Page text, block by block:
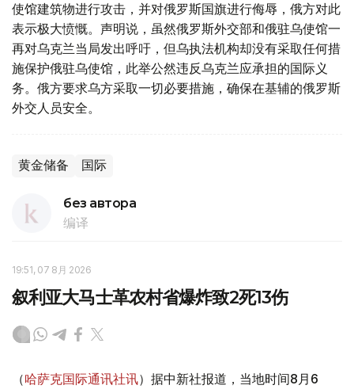
使馆建筑物进行攻击，并对俄罗斯国旗进行侮辱，俄方对此
表示极大愤慨。声明说，虽然俄罗斯外交部和俄驻乌使馆一
再对乌克兰当局发出呼吁，但乌执法机构却没有采取任何措
施保护俄驻乌使馆，此举公然违反乌克兰应承担的国际义
务。俄方要求乌方采取一切必要措施，确保在基辅的俄罗斯
外交人员安全。
黄金储备 国际
без автора
编译
19:51, 07 8月 2026
叙利亚大马士革农村省爆炸致2死13伤
（哈萨克国际通讯社讯）据中新社报道，当地时间8月6